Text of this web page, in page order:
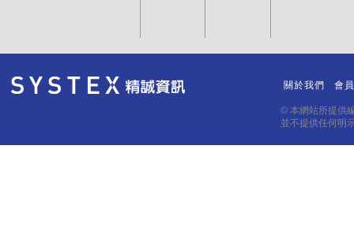
關於我們 會
© 本網站所提供
並不提供任何明